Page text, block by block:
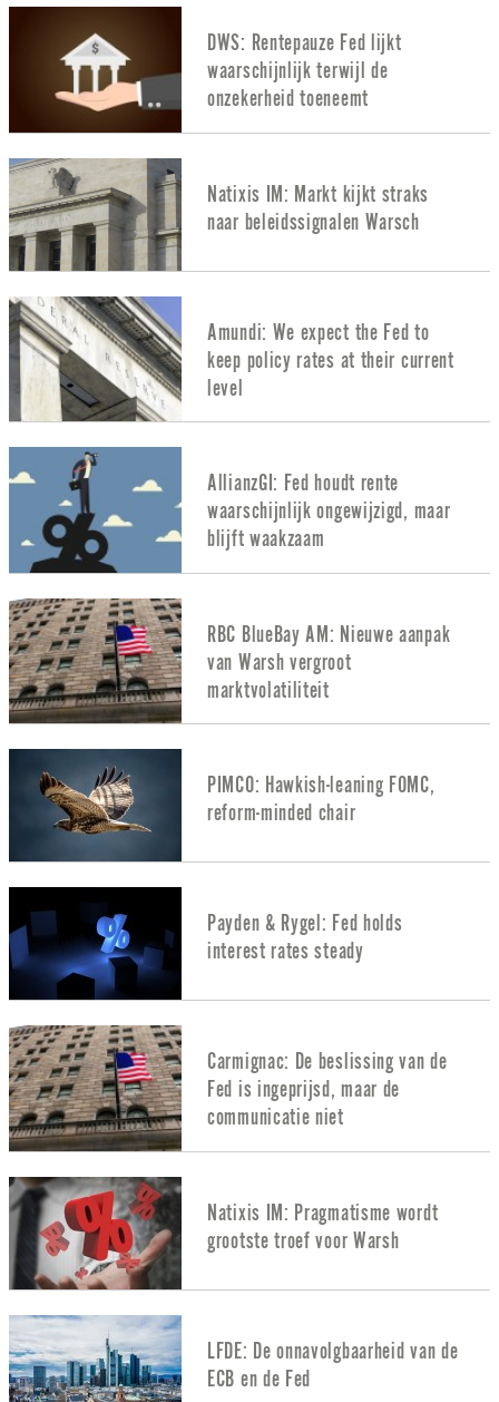
DWS: Rentepauze Fed lijkt
waarschijnlijk terwijl de
onzekerheid toeneemt
Natixis IM: Markt kijkt straks
naar beleidssignalen Warsch
Amundi: We expect the Fed to
keep policy rates at their current
level
AllianzGI: Fed houdt rente
waarschijnlijk ongewijzigd, maar
blijft waakzaam
RBC BlueBay AM: Nieuwe aanpak
van Warsh vergroot
marktvolatiliteit
PIMCO: Hawkish-leaning FOMC,
reform-minded chair
Payden & Rygel: Fed holds
interest rates steady
Carmignac: De beslissing van de
Fed is ingeprijsd, maar de
communicatie niet
Natixis IM: Pragmatisme wordt
grootste troef voor Warsh
LFDE: De onnavolgbaarheid van de
ECB en de Fed